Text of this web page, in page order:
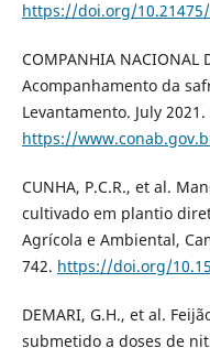
https://doi.org/10.21475/
COMPANHIA NACIONAL
Acompanhamento da
Levantamento. July
https://
CUNHA, P.C.R., et al.
cultivado em plantio
Agrícola e Ambiental,
742. https://doi.org/
DEMARI, G.H., et al.
submetido a doses de